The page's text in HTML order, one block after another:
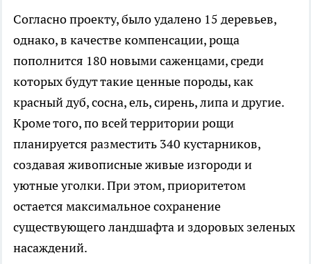
Согласно проекту, было удалено 15 деревьев,
однако, в качестве компенсации, роща
пополнится 180 новыми саженцами, среди
которых будут такие ценные породы, как
красный дуб, сосна, ель, сирень, липа и другие.
Кроме того, по всей территории рощи
планируется разместить 340 кустарников,
создавая живописные живые изгороди и
уютные уголки. При этом, приоритетом
остается максимальное сохранение
существующего ландшафта и здоровых зеленых
насаждений.